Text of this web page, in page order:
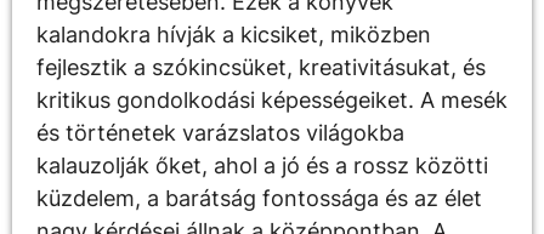
kalandokra hívják a kicsiket, miközben
fejlesztik a szókincsüket, kreativitásukat, és
kritikus gondolkodási képességeiket. A mesék
és történetek varázslatos világokba
kalauzolják őket, ahol a jó és a rossz közötti
küzdelem, a barátság fontossága és az élet